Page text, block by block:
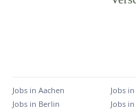
Jobs in Aachen Jobs in
Jobs in Berlin Jobs in